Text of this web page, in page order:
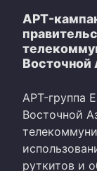
APT-
Восточной
APT-группа
Восточной
руткитов и